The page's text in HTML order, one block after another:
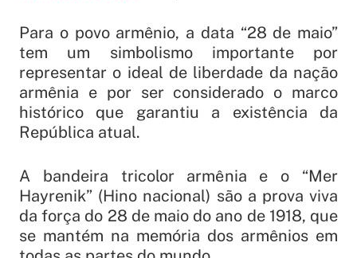
Para o povo armênio, a data “28 de maio”
tem um simbolismo importante por
representar o ideal de liberdade da nação
armênia e por ser considerado o marco
histórico que garantiu a existência da
República atual.
A bandeira tricolor armênia e o “Mer
Hayrenik” (Hino nacional) são a prova viva
da força do 28 de maio do ano de 1918, que
se mantém na memória dos armênios em